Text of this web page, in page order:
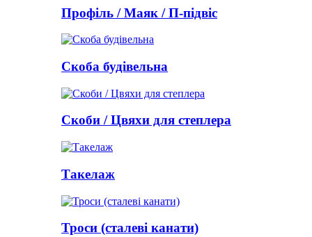
Профіль / Маяк / П-підвіс
Скоба будівельна
Скоби / Цвяхи для степлера
Такелаж
Троси (сталеві канати)